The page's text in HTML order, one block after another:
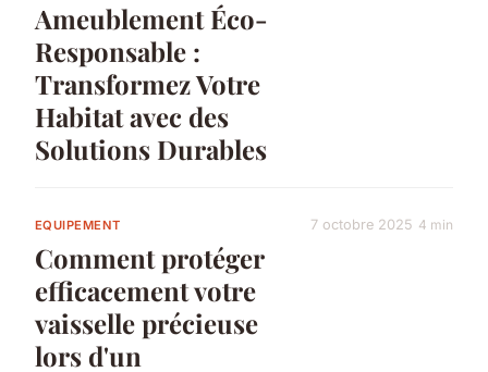
Ameublement Éco-
Responsable :
Transformez Votre
Habitat avec des
Solutions Durables
EQUIPEMENT
Comment protéger
efficacement votre
vaisselle précieuse
lors d'un
7 octobre 2025 4 min